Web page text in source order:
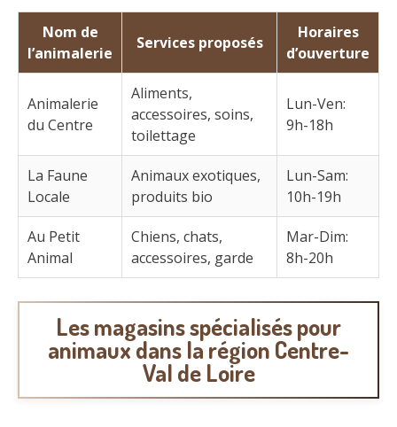
Nom de
l’animalerie
Services proposés
Horaires
d’ouverture
Animalerie
du Centre
Aliments,
accessoires, soins,
toilettage
Lun-Ven:
9h-18h
La Faune
Locale
Animaux exotiques,
produits bio
Lun-Sam:
10h-19h
Au Petit
Animal
Chiens, chats,
accessoires, garde
Mar-Dim:
8h-20h
Les magasins spécialisés pour
animaux dans la région Centre-
Val de Loire